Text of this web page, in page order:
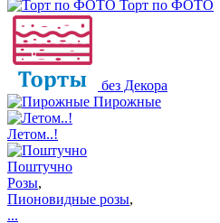
Торт по ФОТО
без Декора
Пирожные
Летом..!
Поштучно
Розы,
Пионовидные розы,
...